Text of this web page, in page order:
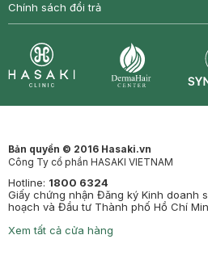
Chính sách đổi trả
Bản quyền © 2016 Hasaki.vn
Công Ty cổ phần HASAKI VIETNAM
Hotline: 1800 6324
Giấy chứng nhận Đăng ký Kinh doanh
hoạch và Đầu tư Thành phố Hồ Chí
Xem tất cả cửa hàng